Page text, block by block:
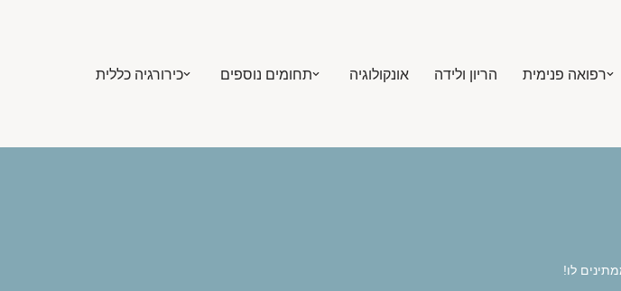
רפואה פנימית הריון ולידה אונקולוגיה תחומים נוספים כירורגיה כללית
לו!